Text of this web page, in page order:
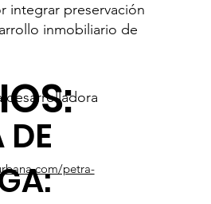
petra-
DE
desarrolladora
integrar preservación
inmobiliario de